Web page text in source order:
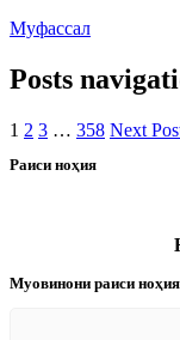
Муфассал
Posts
1 2 3 … 358 Next
Раиси ноҳия
Муовинони раиси ноҳия